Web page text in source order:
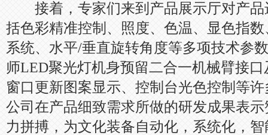
接着，专家们来到产品展示厅对产品
括色彩精准控制、照度、色温、显色指
系统、水平/垂直旋转角度等多项技术参
师LED聚光灯机身预留二合一机械臂接
窗口更新图案显示、控制台光色控制等
公司在产品细致需求所做的研发成果表
力拼搏，为文化装备自动化，系统化，